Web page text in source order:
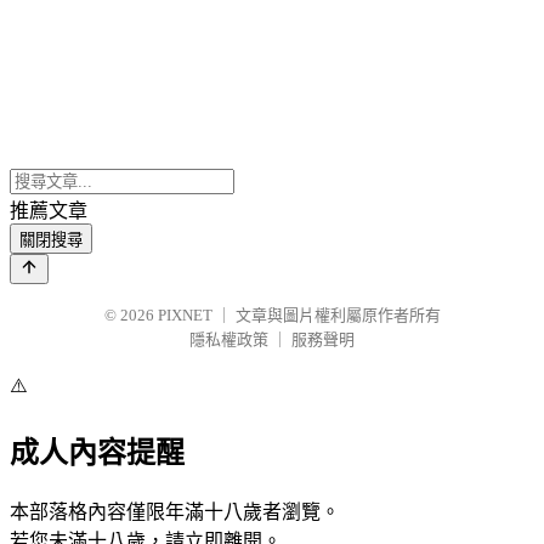
推薦文章
關閉搜尋
© 2026 PIXNET
文章與圖片權利屬原作者所有
隱私權政策
服務聲明
⚠️
成人內容提醒
本部落格內容僅限年滿十八歲者瀏覽。